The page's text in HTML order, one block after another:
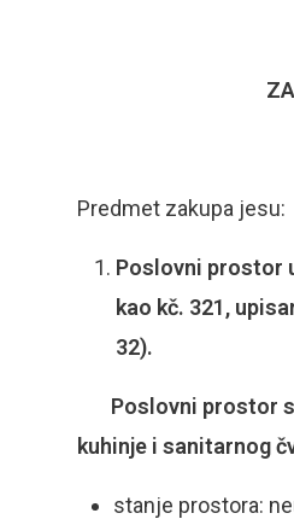
Predmet zakupa jesu:
Poslovni prostor
kao kč. 321,
32).
Poslovni prostor
kuhinje i sanitarnog
stanje prostora: